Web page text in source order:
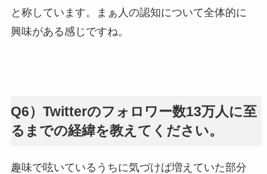
と称しています。まぁ人の認知について全体的に
興味がある感じですね。
Q6）Twitterのフォロワー数13万人に至
るまでの経緯を教えてください。
趣味で呟いているうちに気づけば増えていた部分